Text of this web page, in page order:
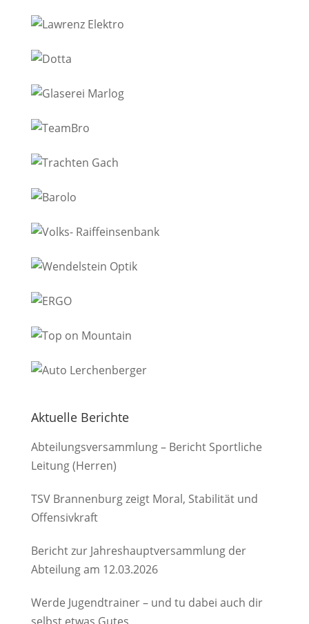
Aktuelle Berichte
Abteilungsversammlung – Bericht Sportliche
Leitung (Herren)
TSV Brannenburg zeigt Moral, Stabilität und
Offensivkraft
Bericht zur Jahreshauptversammlung der
Abteilung am 12.03.2026
Werde Jugendtrainer – und tu dabei auch dir